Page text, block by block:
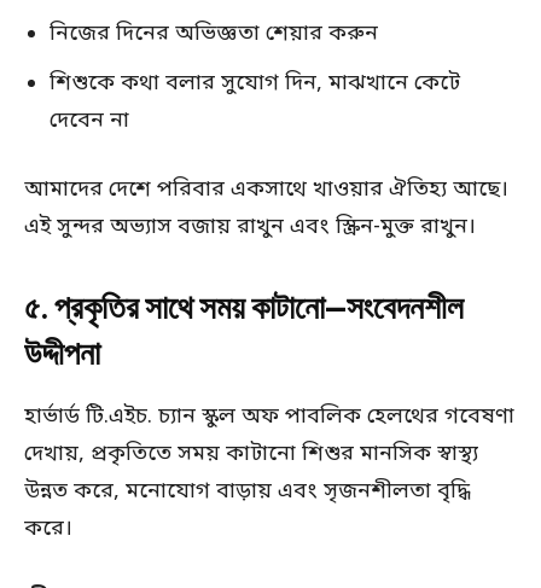
নিজের দিনের অভিজ্ঞতা শেয়ার করুন
শিশুকে কথা বলার সুযোগ দিন, মাঝখানে কেটে
দেবেন না
আমাদের দেশে পরিবার একসাথে খাওয়ার ঐতিহ্য আছে।
এই সুন্দর অভ্যাস বজায় রাখুন এবং স্ক্রিন-মুক্ত রাখুন।
৫. প্রকৃতির সাথে সময় কাটানো—সংবেদনশীল
উদ্দীপনা
হার্ভার্ড টি.এইচ. চ্যান স্কুল অফ পাবলিক হেলথের গবেষণা
দেখায়, প্রকৃতিতে সময় কাটানো শিশুর মানসিক স্বাস্থ্য
উন্নত করে, মনোযোগ বাড়ায় এবং সৃজনশীলতা বৃদ্ধি
করে।